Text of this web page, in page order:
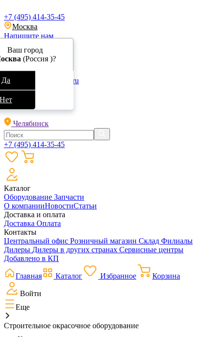
+7 (495) 414-35-45
Москва
Напишите нам
info@specokraska.ru
Обратный звонок
Челябинск
+7 (495) 414-35-45
Каталог
Оборудование Запчасти
О компанииНовостиСтатьи
Доставка и оплата
Доставка Оплата
Контакты
Центральный офис Розничный магазин Склад Филиалы
Дилеры Дилеры в других странах Сервисные центры
Добавлено в КП
Главная Каталог Избранное Корзина
Войти
Еще
Строительное окрасочное оборудование
Ваш город
(Россия )?
Да
Нет